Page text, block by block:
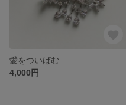
愛をついばむ
4,000円